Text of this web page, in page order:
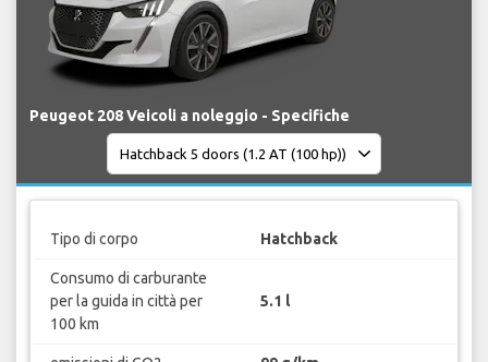
Peugeot 208 Veicoli a noleggio - Specifiche
Tipo di corpo Hatchback
Consumo di carburante
per la guida in città per
100 km
5.1 l